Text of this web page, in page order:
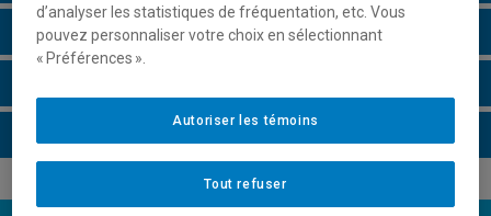
Horaire - Été 2026
d’analyser les statistiques de fréquentation, etc. Vous
pouvez personnaliser votre choix en sélectionnant
« Préférences ».
Tout refuser
Autoriser les témoins